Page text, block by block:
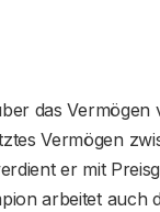
das Vermögen
Vermögen
er mit
arbeitet auch